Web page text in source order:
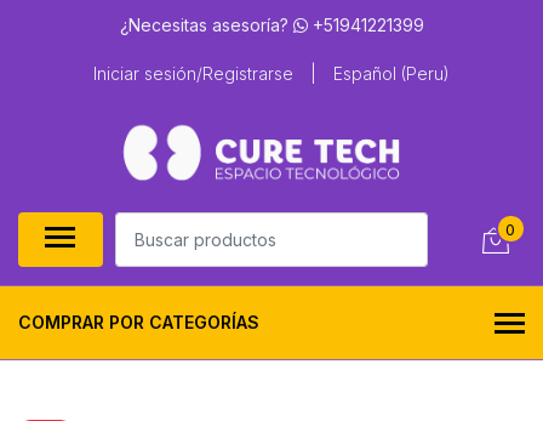
¿Necesitas asesoría? +51941221399
Iniciar sesión/Registrarse Español (Peru)
0
COMPRAR POR CATEGORÍAS